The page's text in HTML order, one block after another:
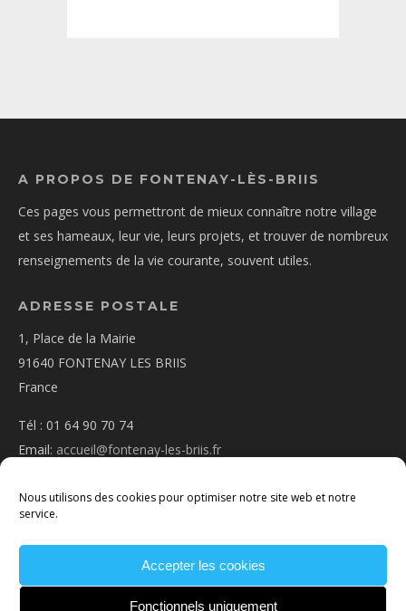
Nous utilisons des cookies pour optimiser notre site web et notre
service.
Accepter les cookies
Fonctionnels uniquement
A PROPOS DE FONTENAY-LÈS-BRIIS
Ces pages vous permettront de mieux connaître notre village
et ses hameaux, leur vie, leurs projets, et trouver de nombreux
renseignements de la vie courante, souvent utiles.
ADRESSE POSTALE
1, Place de la Mairie
91640 FONTENAY LES BRIIS
France
Tél : 01 64 90 70 74
Email: accueil@fontenay-les-briis.fr
NOUS CONTACTER
LÉGALES
POLITIQUE DE COOKIES
CONDITIONS